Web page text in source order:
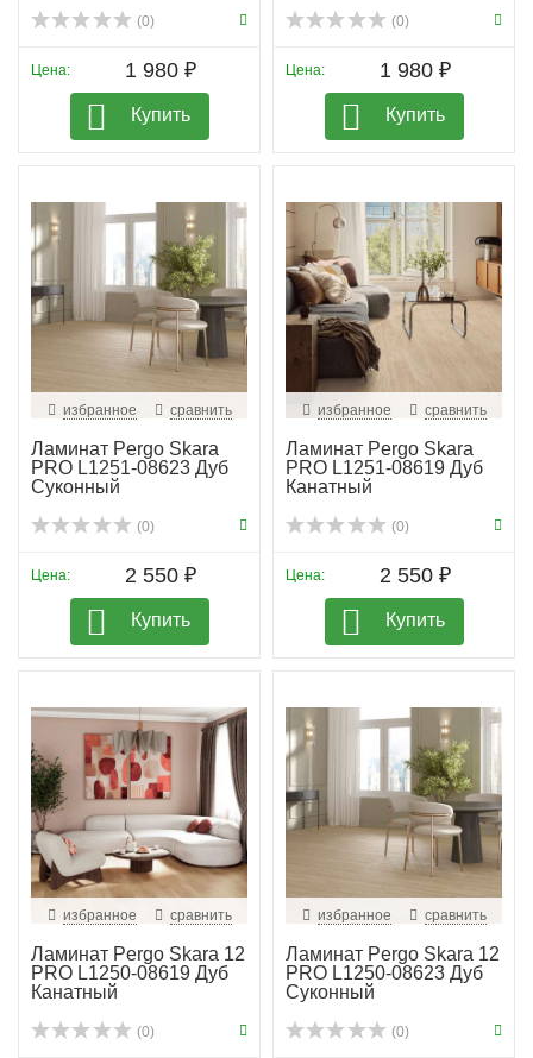
(0)
Цена: 1 980 ₽
Купить
(0)
Цена: 1 980 ₽
Купить
избранное сравнить
Ламинат Pergo Skara
PRO L1251-08623 Дуб
Суконный
(0)
Цена: 2 550 ₽
Купить
избранное сравнить
Ламинат Pergo Skara
PRO L1251-08619 Дуб
Канатный
(0)
Цена: 2 550 ₽
Купить
избранное сравнить
Ламинат Pergo Skara 12
PRO L1250-08619 Дуб
Канатный
(0)
избранное сравнить
Ламинат Pergo Skara 12
PRO L1250-08623 Дуб
Суконный
(0)